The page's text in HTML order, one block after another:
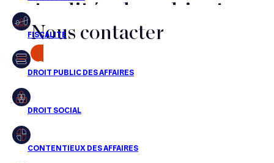
Financement
Fiscalité
Droit public des affaires
Droit social
Droit immobilier
actualités du cabinet,
nos récompenses et nos
transactions, jour après
jour
Aucun résultats pour cette recherche
Nous contacter